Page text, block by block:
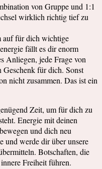
von Gruppe und 1:1
wirklich richtig tief zu
auf für dich wichtige
fällt es dir enorm
Anliegen, jede Frage von
für dich. Sonst
nicht zusammen. Das ist ein
Zeit, um für dich zu
Energie mit deinen
und dich neu
und werde dir über unsere
Botschaften, die
Freiheit führen.